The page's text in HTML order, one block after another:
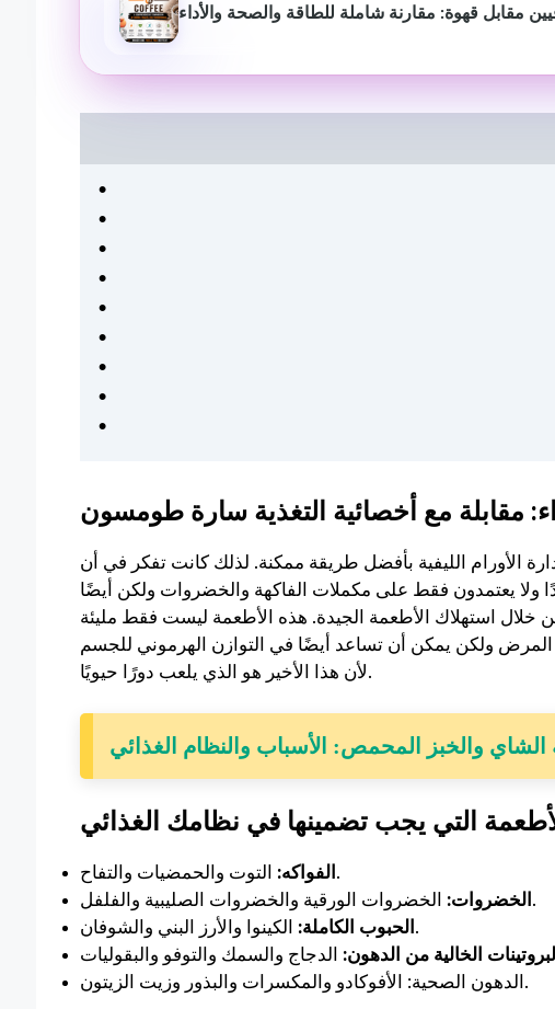
مقابل قهوة: مقارنة شاملة للطاقة والصحة والأداء
الأورام الليفية بأفضل طريقة ممكنة. لذلك كانت تفكر في أن
ولا يعتمدون فقط على مكملات الفاكهة والخضروات ولكن أيضًا
خلال استهلاك الأطعمة الجيدة. هذه الأطعمة ليست فقط مليئة
المرض ولكن يمكن أن تساعد أيضًا في التوازن الهرموني للجسم
لأن هذا الأخير هو الذي يلعب دورًا حيويًا.
الشاي والخبز المحمص: الأسباب والنظام الغذائي
الفواكه: التوت والحمضيات والتفاح.
الخضروات: الخضروات الورقية والخضروات الصليبية والفلفل.
الحبوب الكاملة: الكينوا والأرز البني والشوفان.
البروتينات الخالية من الدهون:
الدهون الصحية: الأفوكادو والمكسرات والبذور وزيت الزيتون.